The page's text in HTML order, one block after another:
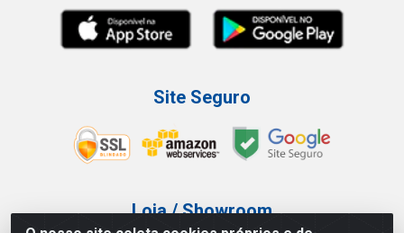
Site Seguro
Loja / Showroom